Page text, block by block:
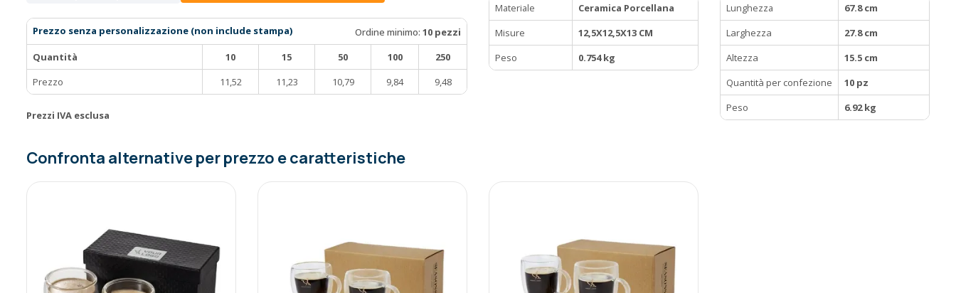
Prezzo senza personalizzazione (non include stampa) Ordine minimo: 10 pezzi
Quantità
10 15 50 100
250
Prezzo
11,52 11,23 10,79 9,84 9,48
Prezzi IVA esclusa
Materiale
Ceramica Porcellana
Misure
12,5X12,5X13 CM
Peso
0.754 kg
Lunghezza
67.8 cm
Larghezza
27.8 cm
Altezza
15.5 cm
Quantità per confezione
10 pz
Peso
6.92 kg
Confronta alternative per prezzo e caratteristiche